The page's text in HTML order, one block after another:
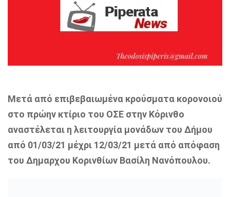
Μετά από επιβεβαιωμένα κρούσματα κορονοιού
στο πρώην κτίριο του ΟΣΕ στην Κόρινθο
αναστέλεται η λειτουργία μονάδων του Δήμου
από 01/03/21 μέχρι 12/03/21 μετά από απόφαση
του Δημαρχου Κορινθίων Βασίλη Νανόπουλου.